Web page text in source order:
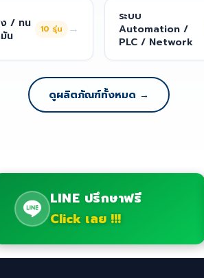
/ ทน
น
10 รุ่น →
ระบบ
Automation /
PLC / Network
ดูผลิตภัณฑ์ทั้งหมด →
LINE ปรึกษาฟรี
Click เลย !!!